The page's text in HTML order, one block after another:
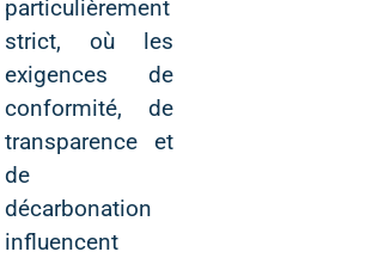
particulièrement
strict, où les
exigences de
conformité, de
transparence et
de
décarbonation
influencent